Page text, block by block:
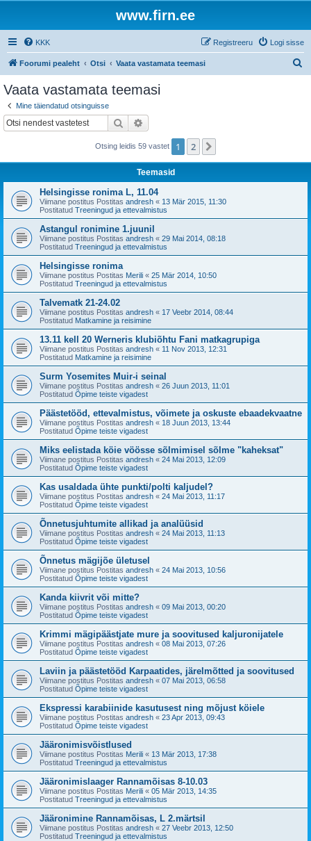
www.firn.ee
KKK Logi sisse
Registreeru
Foorumi pealeht Otsi Vaata vastamata teemasi
Vaata vastamata teemasi
Mine täiendatud otsinguisse
Otsi
Otsing leidis 59 vastet 1 2
Teemasid
Helsingisse ronima L, 11.04
Viimane postitus Postitas andresh « 13 Mär 2015, 11:30
Postitatud Treeningud ja ettevalmistus
Astangul ronimine 1.juunil
Viimane postitus Postitas andresh « 29 Mai 2014, 08:18
Postitatud Treeningud ja ettevalmistus
Helsingisse ronima
Viimane postitus Postitas Merili « 25 Mär 2014, 10:50
Postitatud Treeningud ja ettevalmistus
Talvematk 21-24.02
Viimane postitus Postitas andresh « 17 Veebr 2014, 08:44
Postitatud Matkamine ja reisimine
13.11 kell 20 Werneris klubiõhtu Fani matkagrupiga
Viimane postitus Postitas andresh « 11 Nov 2013, 12:31
Postitatud Matkamine ja reisimine
Surm Yosemites Muir-i seinal
Viimane postitus Postitas andresh « 26 Juun 2013, 11:01
Postitatud Õpime teiste vigadest
Päästetööd, ettevalmistus, võimete ja oskuste ebaadekvaatne
Viimane postitus Postitas andresh « 18 Juun 2013, 13:44
Postitatud Õpime teiste vigadest
Miks eelistada köie vöösse sõlmimisel sõlme "kaheksat"
Viimane postitus Postitas andresh « 24 Mai 2013, 12:09
Postitatud Õpime teiste vigadest
Kas usaldada ühte punkti/polti kaljudel?
Viimane postitus Postitas andresh « 24 Mai 2013, 11:17
Postitatud Õpime teiste vigadest
Õnnetusjuhtumite allikad ja analüüsid
Viimane postitus Postitas andresh « 24 Mai 2013, 11:13
Postitatud Õpime teiste vigadest
Õnnetus mägijõe ületusel
Viimane postitus Postitas andresh « 24 Mai 2013, 10:56
Postitatud Õpime teiste vigadest
Kanda kiivrit või mitte?
Viimane postitus Postitas andresh « 09 Mai 2013, 00:20
Postitatud Õpime teiste vigadest
Krimmi mägipäästjate mure ja soovitused kaljuronijatele
Viimane postitus Postitas andresh « 08 Mai 2013, 07:26
Postitatud Õpime teiste vigadest
Laviin ja päästetööd Karpaatides, järelmõtted ja soovitused
Viimane postitus Postitas andresh « 07 Mai 2013, 06:58
Postitatud Õpime teiste vigadest
Ekspressi karabiinide kasutusest ning mõjust köiele
Viimane postitus Postitas andresh « 23 Apr 2013, 09:43
Postitatud Õpime teiste vigadest
Jääronimisvõistlused
Viimane postitus Postitas Merili « 13 Mär 2013, 17:38
Postitatud Treeningud ja ettevalmistus
Jääronimislaager Rannamõisas 8-10.03
Viimane postitus Postitas Merili « 05 Mär 2013, 14:35
Postitatud Treeningud ja ettevalmistus
Jääronimine Rannamõisas, L 2.märtsil
Viimane postitus Postitas andresh « 27 Veebr 2013, 12:50
Postitatud Treeningud ja ettevalmistus